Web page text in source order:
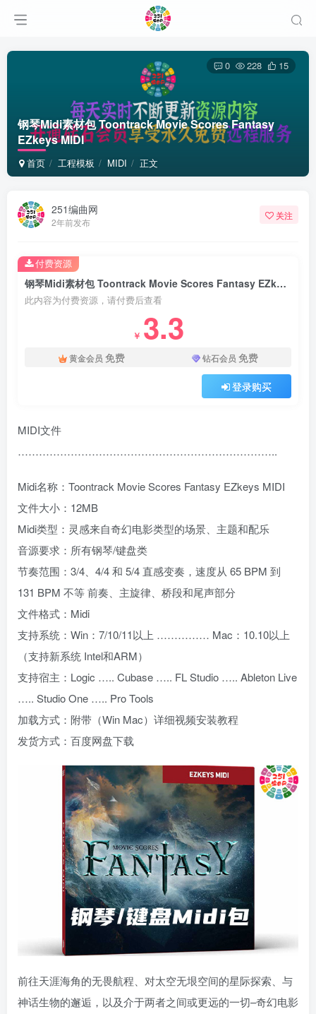
钢琴Midi素材包 Toontrack Movie Scores Fantasy
EZkeys MIDI
首页 工程模板 MIDI 正文
0 228 15
251编曲网
2年前发布
关注
钢琴Midi素材包 Toontrack Movie Scores Fantasy EZkeys MIDI
此内容为付费资源，请付费后查看
￥ 3.3
黄金会员 免费 钻石会员 免费
登录购买
付费资源
MIDI文件
………………………………………………………………..
Midi名称：Toontrack Movie Scores Fantasy EZkeys MIDI
文件大小：12MB
Midi类型：灵感来自奇幻电影类型的场景、主题和配乐
音源要求：所有钢琴/键盘类
节奏范围：3/4、4/4 和 5/4 直感变奏，速度从 65 BPM 到
131 BPM 不等 前奏、主旋律、桥段和尾声部分
文件格式：Midi
支持系统：Win：7/10/11以上 …………… Mac：10.10以上
（支持新系统 Intel和ARM）
支持宿主：Logic ….. Cubase ….. FL Studio ….. Ableton Live
….. Studio One ….. Pro Tools
加载方式：附带（Win Mac）详细视频安装教程
发货方式：百度网盘下载
前往天涯海角的无畏航程、对太空无垠空间的星际探索、与
神话生物的邂逅，以及介于两者之间或更远的一切–奇幻电影